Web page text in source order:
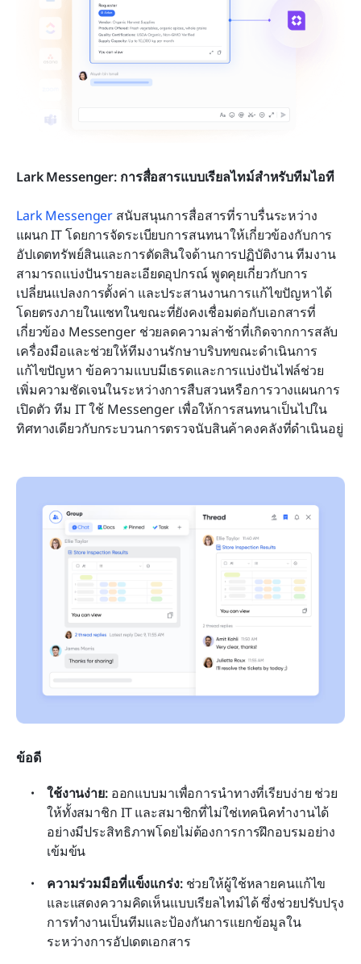
Lark Messenger: การสื่อสารแบบเรียลไทม์สำหรับทีมไอที
Lark Messenger สนับสนุนการสื่อสารที่ราบรื่นระหว่าง
แผนก IT โดยการจัดระเบียบการสนทนาให้เกี่ยวข้องกับการ
อัปเดตทรัพย์สินและการตัดสินใจด้านการปฏิบัติงาน ทีมงาน
สามารถแบ่งปันรายละเอียดอุปกรณ์ พูดคุยเกี่ยวกับการ
เปลี่ยนแปลงการตั้งค่า และประสานงานการแก้ไขปัญหาได้
โดยตรงภายในแชทในขณะที่ยังคงเชื่อมต่อกับเอกสารที่
เกี่ยวข้อง Messenger ช่วยลดความล่าช้าที่เกิดจากการสลับ
เครื่องมือและช่วยให้ทีมงานรักษาบริบทขณะดำเนินการ
แก้ไขปัญหา ข้อความแบบมีเธรดและการแบ่งปันไฟล์ช่วย
เพิ่มความชัดเจนในระหว่างการสืบสวนหรือการวางแผนการ
เปิดตัว ทีม IT ใช้ Messenger เพื่อให้การสนทนาเป็นไปใน
ทิศทางเดียวกับกระบวนการตรวจนับสินค้าคงคลังที่ดำเนินอยู่
ข้อดี
ใช้งานง่าย: ออกแบบมาเพื่อการนำทางที่เรียบง่าย ช่วย
ให้ทั้งสมาชิก IT และสมาชิกที่ไม่ใช่เทคนิคทำงานได้
อย่างมีประสิทธิภาพโดยไม่ต้องการการฝึกอบรมอย่าง
เข้มข้น
ความร่วมมือที่แข็งแกร่ง: ช่วยให้ผู้ใช้หลายคนแก้ไข
และแสดงความคิดเห็นแบบเรียลไทม์ได้ ซึ่งช่วยปรับปรุง
การทำงานเป็นทีมและป้องกันการแยกข้อมูลใน
ระหว่างการอัปเดตเอกสาร